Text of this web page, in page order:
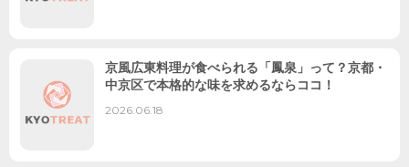
京風広東料理が食べられる「鳳泉」って？京都・
中京区で本格的な味を求めるならココ！
2026.06.18